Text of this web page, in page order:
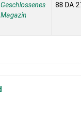
Geschlossenes
Magazin
88 DA